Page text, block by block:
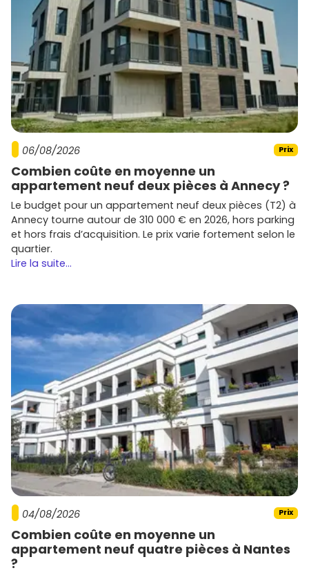
06/08/2026 Prix
Combien coûte en moyenne un
appartement neuf deux pièces à Annecy ?
Le budget pour un appartement neuf deux pièces (T2) à
Annecy tourne autour de 310 000 € en 2026, hors parking
et hors frais d’acquisition. Le prix varie fortement selon le
quartier.
Lire la suite...
04/08/2026 Prix
Combien coûte en moyenne un
appartement neuf quatre pièces à Nantes
?